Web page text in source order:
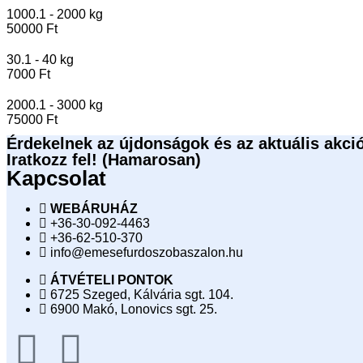
1000.1 - 2000 kg
50000 Ft
30.1 - 40 kg
7000 Ft
2000.1 - 3000 kg
75000 Ft
Érdekelnek az újdonságok és az aktuális
Iratkozz fel! (Hamarosan)
Kapcsolat
WEBÁRUHÁZ
+36-30-092-4463
+36-62-510-370
info@emesefurdoszobaszalon.hu
ÁTVÉTELI PONTOK
6725 Szeged, Kálvária sgt. 104.​
6900 Makó, Lonovics sgt. 25.